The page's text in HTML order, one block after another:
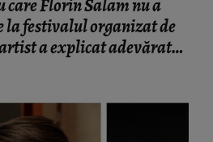
Florin Salam nu a
la festivalul organizat de
a explicat adevăratul